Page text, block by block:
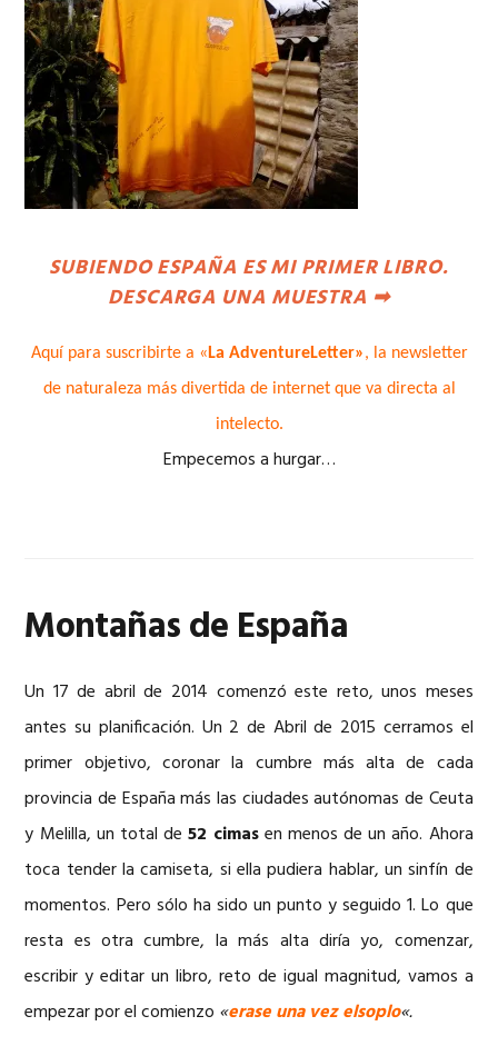
SUBIENDO ESPAÑA ES MI PRIMER LIBRO.
DESCARGA UNA MUESTRA ➡
Aquí para suscribirte a « La AdventureLetter», la newsletter
de naturaleza más divertida de internet que va directa al
intelecto.
Empecemos a hurgar…
Montañas de España
Un 17 de abril de 2014 comenzó este reto, unos meses
antes su planificación. Un 2 de Abril de 2015 cerramos el
primer objetivo, coronar la cumbre más alta de cada
provincia de España más las ciudades autónomas de Ceuta
y Melilla, un total de52 cimasen menos de un año. Ahora
toca tender la camiseta, si ella pudiera hablar, un sinfín de
momentos. Pero sólo ha sido un punto y seguido 1. Lo que
resta es otra cumbre, la más alta diría yo, comenzar,
escribir y editar un libro, reto de igual magnitud, vamos a
empezar por el comienzo «erase una vezelsoplo«.